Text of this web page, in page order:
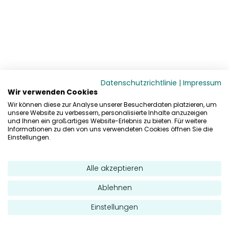
Datenschutzrichtlinie | Impressum
Wir verwenden Cookies
Wir können diese zur Analyse unserer Besucherdaten platzieren, um
unsere Website zu verbessern, personalisierte Inhalte anzuzeigen
und Ihnen ein großartiges Website-Erlebnis zu bieten. Für weitere
Informationen zu den von uns verwendeten Cookies öffnen Sie die
Einstellungen.
Alle akzeptieren
Ablehnen
Einstellungen